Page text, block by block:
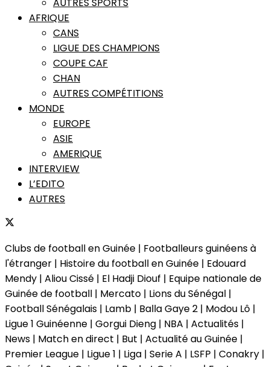
AFRIQUE
CANS
LIGUE DES CHAMPIONS
COUPE CAF
CHAN
AUTRES COMPÉTITIONS
MONDE
EUROPE
ASIE
AMERIQUE
INTERVIEW
L’EDITO
AUTRES
Clubs de football en Guinée | Footballeurs guinéens à
l'étranger | Histoire du football en Guinée | Edouard
Mendy | Aliou Cissé | El Hadji Diouf | Equipe nationale de
Guinée de football | Mercato | Lions du Sénégal |
Football Sénégalais | Lamb | Balla Gaye 2 | Modou Lô |
Ligue 1 Guinéenne | Gorgui Dieng | NBA | Actualités |
News | Match en direct | But | Actualité au Guinée |
Premier League | Ligue 1 | Liga | Serie A | LSFP | Conakry |